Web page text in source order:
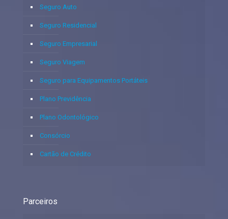
Seguro Auto
Seguro Residencial
Seguro Empresarial
Seguro Viagem
Seguro para Equipamentos Portáteis
Plano Previdência
Plano Odontológico
Consórcio
Cartão de Crédito
Parceiros